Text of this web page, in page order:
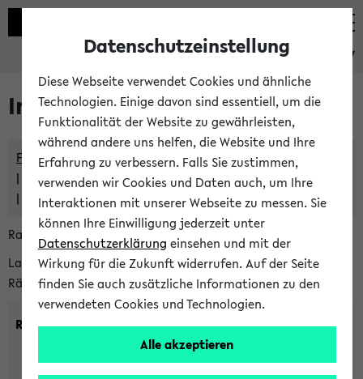
eKVV
Im eKVV verwaltete Räume
Freie Räume und Veranstaltungsüberschneidungen
Raumüberschneidungen
Hinweise der zentralen Raumvergabe
Raumanfragen:
raumvergabe@uni-bielefeld.de
Lassen Sie sich alle Räume anzeigen oder suchen Sie nach
Räumen mit bestimmten Eigenschaften:
Raumkriterien:
Datenschutzeinstellung
Diese Webseite verwendet Cookies und ähnliche
Technologien. Einige davon sind essentiell, um die
Funktionalität der Website zu gewährleisten,
während andere uns helfen, die Website und Ihre
Erfahrung zu verbessern. Falls Sie zustimmen,
verwenden wir Cookies und Daten auch, um Ihre
Interaktionen mit unserer Webseite zu messen. Sie
können Ihre Einwilligung jederzeit unter
Datenschutzerklärung einsehen und mit der
Wirkung für die Zukunft widerrufen. Auf der Seite
finden Sie auch zusätzliche Informationen zu den
verwendeten Cookies und Technologien.
Alle akzeptieren